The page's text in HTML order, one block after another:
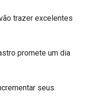
trazer excelentes
promete um dia
seus